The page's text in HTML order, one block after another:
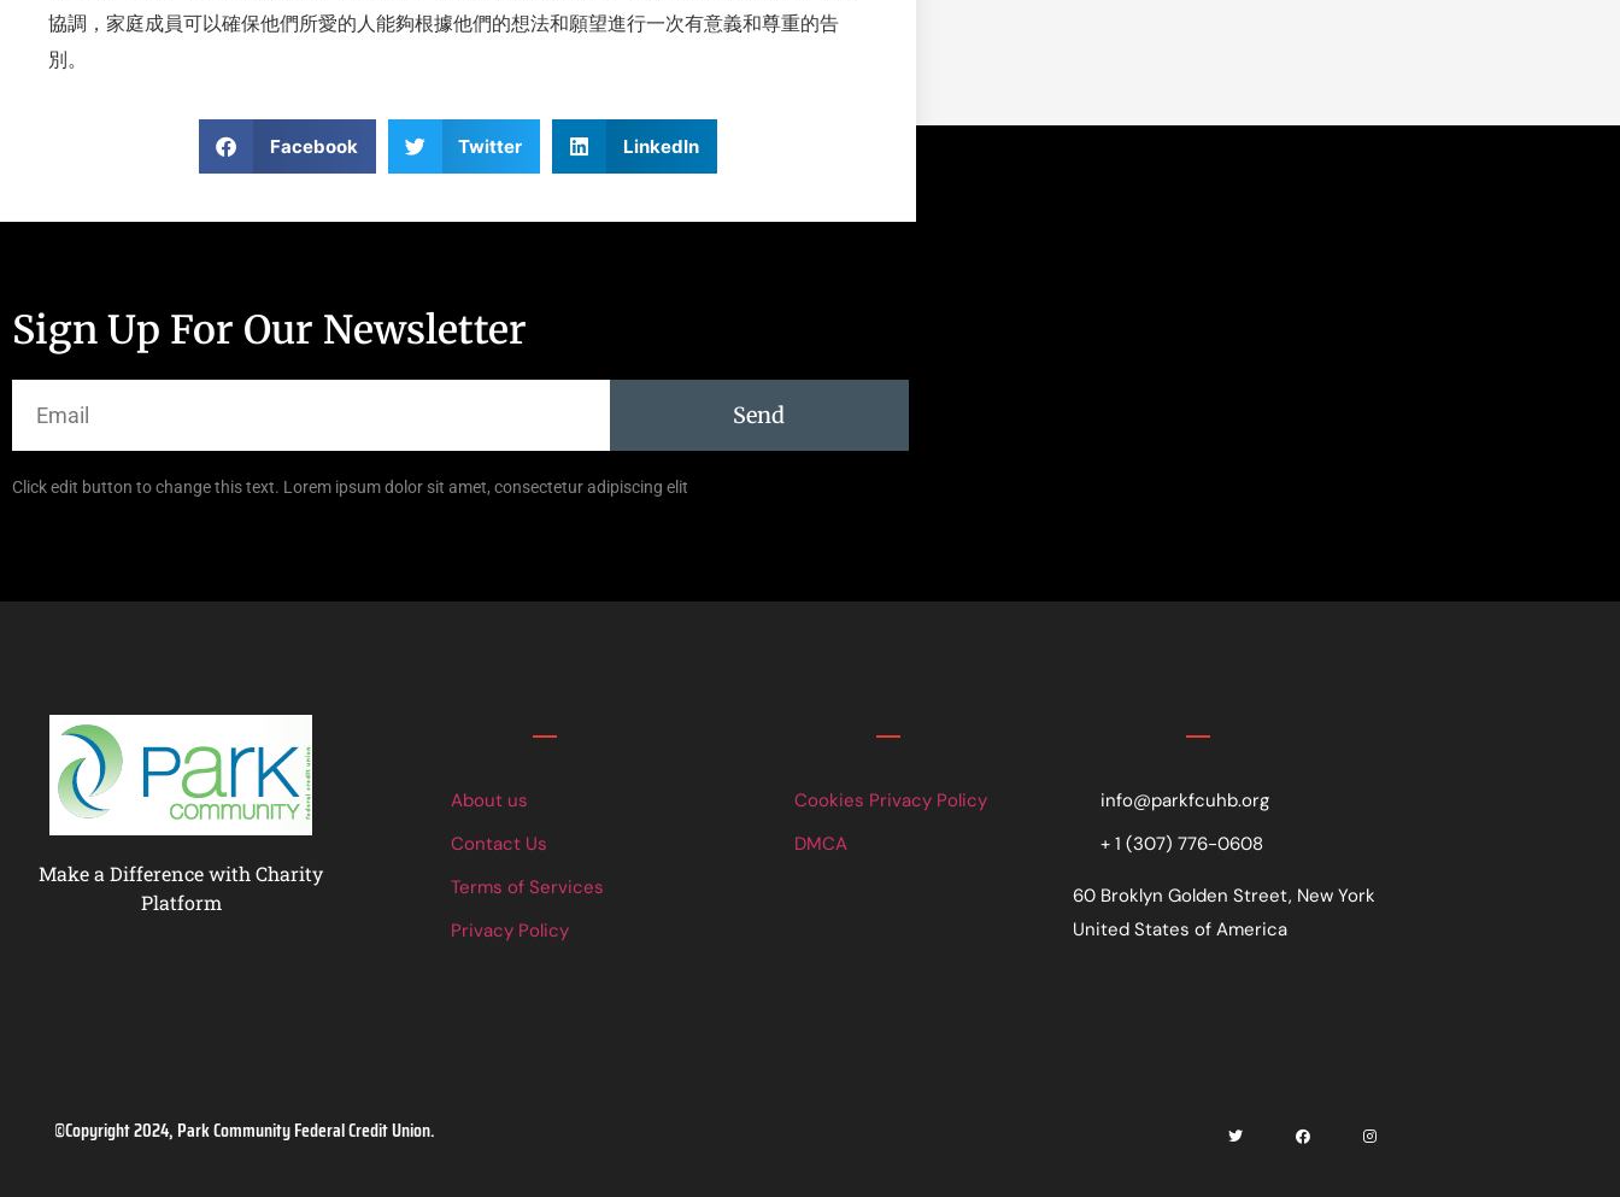
協調，家庭成員可以確保他們所愛的人能夠根據他們的想法和願望進行一次有意義和尊重的告
別。
Facebook Twitter LinkedIn
Sign Up For Our Newsletter
Send
Click edit button to change this text. Lorem ipsum dolor sit amet, consectetur adipiscing elit
Make a Difference with Charity
Platform
About us
Contact Us
Terms of Services
Privacy Policy
Cookies Privacy Policy
DMCA
info@parkfcuhb.org
+ 1 (307) 776-0608
60 Broklyn Golden Street, New York
United States of America
©Copyright 2024, Park Community Federal Credit Union.